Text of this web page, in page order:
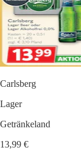
Carlsberg
Lager
Getränkeland
13,99 €